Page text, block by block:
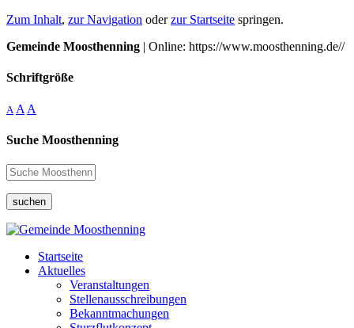
Zum Inhalt, zur Navigation oderzur Startseite springen.
Gemeinde Moosthenning | Online: https://www.moosthenning.de//
Schriftgröße
A A A
Suche Moosthenning
suchen
Startseite
Aktuelles
Veranstaltungen
Stellenausschreibungen
Bekanntmachungen